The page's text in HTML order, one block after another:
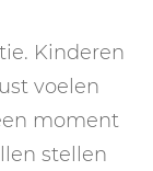
Kinderen
voelen
moment
stellen